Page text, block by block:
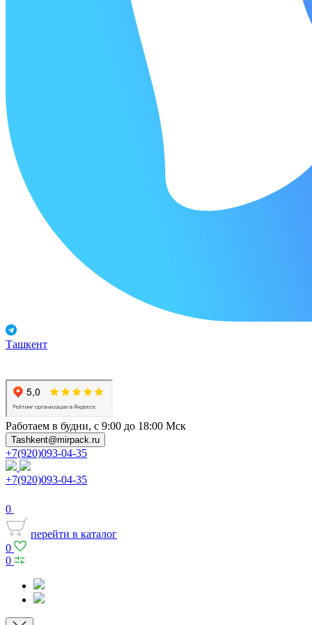
Ташкент
Работаем в будни, с 9:00 до 18:00 Мск
Tashkent@mirpack.ru
+7(920)093-04-35
+7(920)093-04-35
0
перейти в каталог
0
0